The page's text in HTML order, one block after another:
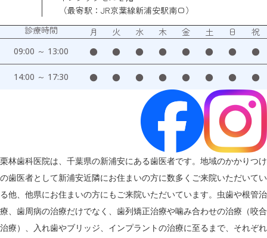
（最寄駅：JR京葉線新浦安駅南口）
診療時間
月 火 水 木 金 土 日 祝
09:00 ～ 13:00 ● ● ● ● ● ● ● ●
14:00 ～ 17:30 ● ● ● ● ● ● ● ●
栗林歯科医院は、千葉県の新浦安にある歯医者です。地域のかかりつけ
の歯医者として新浦安近隣にお住まいの方に数多くご来院いただいてい
る他、他県にお住まいの方にもご来院いただいています。虫歯や根管治
療、歯周病の治療だけでなく、歯列矯正治療や噛み合わせの治療（咬合
治療）、入れ歯やブリッジ、インプラントの治療に至るまで、それぞれ